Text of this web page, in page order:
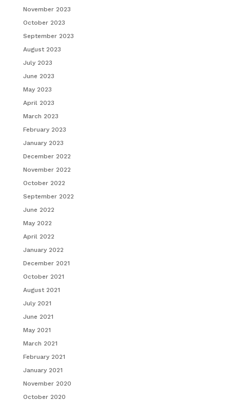
November 2023
October 2023
September 2023
August 2023
July 2023
June 2023
May 2023
April 2023
March 2023
February 2023
January 2023
December 2022
November 2022
October 2022
September 2022
June 2022
May 2022
April 2022
January 2022
December 2021
October 2021
August 2021
July 2021
June 2021
May 2021
March 2021
February 2021
January 2021
November 2020
October 2020